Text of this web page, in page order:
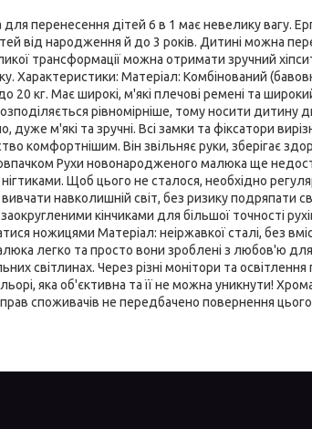
для перенесення дітей 6 в 1 має невелику вагу.
від народження й до 3 років. Дитині можна
трансформації можна отримати зручний
Характеристики: Матеріал: Комбінований
кг. Має широкі, м'які плечові ремені та
рівномірніше, тому носити дитину
дуже м'які та зручні. Всі замки та фіксатори
комфортнішим. Він звільняє руки, зберігає
Рухи новонародженого малюка ще
Щоб цього не сталося, необхідно
навколишній світ, без ризику подряпати
кінчиками для більшої точності
ножицями Матеріал: неіржавкої сталі, без
легко та просто вони зроблені з любов'ю
світлинах. Через різні монітори та освітлення
яка об'єктивна та її не можна уникнути!
споживачів не передбачено повернення цього